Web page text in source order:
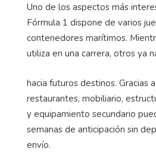
Uno de los aspectos más
Fórmula 1 dispone de varios
contenedores marítimos.
utiliza en una carrera, otros ya
hacia futuros destinos. Gracias
restaurantes, mobiliario,
y equipamiento secundario
semanas de anticipación sin
envío.